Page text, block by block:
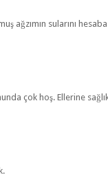
ağzımın sularını
çok hoş. Ellerine